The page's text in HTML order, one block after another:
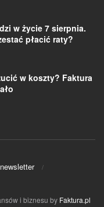
w życie 7 sierpnia.
płacić raty?
w koszty? Faktura
i biznesu by Faktura.pl